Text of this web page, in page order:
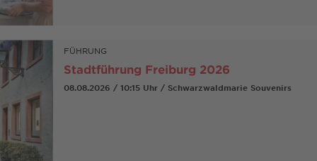
FÜHRUNG
Stadtführung Freiburg 2026
08.08.2026 / 10:15 Uhr / Schwarzwaldmarie Souvenirs